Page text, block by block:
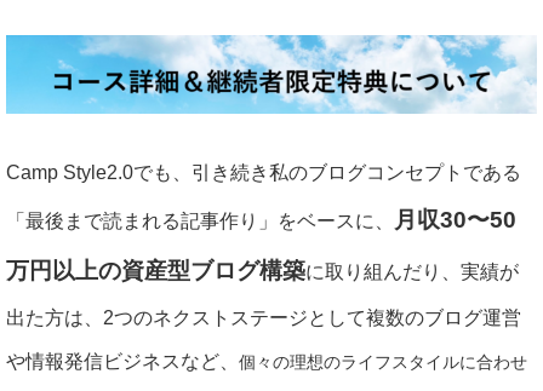
Camp Style2.0でも、引き続き私のブログコンセプトである
「最後まで読まれる記事作り」をベースに、
月収30〜50
万円以上の資産型ブログ構築に取り組んだり、実績が
出た方は、2つのネクストステージとして複数のブログ運営
や情報発信ビジネスなど、 個々の理想のライフスタイルに合わせ